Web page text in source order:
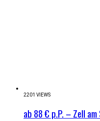
2201 VIEWS
ab 88 € p.P. – Zell